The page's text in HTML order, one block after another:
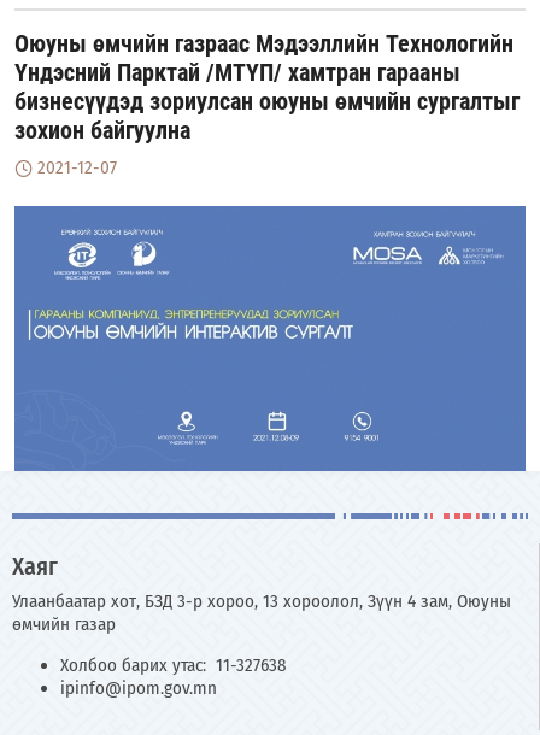
Оюуны өмчийн газраас Мэдээллийн Технологийн
Үндэсний Парктай /МТҮП/ хамтран гарааны
бизнесүүдэд зориулсан оюуны өмчийн сургалтыг
зохион байгуулна
2021-12-07
Хаяг
Улаанбаатар хот, БЗД 3-р хороо, 13 хороолол, Зүүн 4 зам, Оюуны
өмчийн газар
Холбоо барих утас: 11-327638
ipinfo@ipom.gov.mn